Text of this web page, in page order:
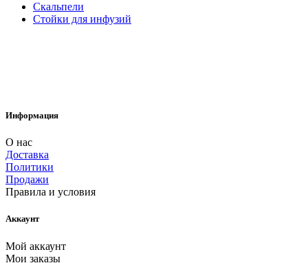
Скальпели
Стойки для инфузий
Информация
О нас
Доставка
Политики
Продажи
Правила и условия
Аккаунт
Мой аккаунт
Мои заказы